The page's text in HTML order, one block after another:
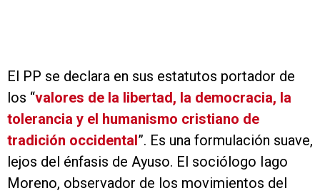
El PP se declara en sus estatutos portador de
los “valores de la libertad, la democracia, la
tolerancia y el humanismo cristiano de
tradición occidental”. Es una formulación suave,
lejos del énfasis de Ayuso. El sociólogo Iago
Moreno, observador de los movimientos del